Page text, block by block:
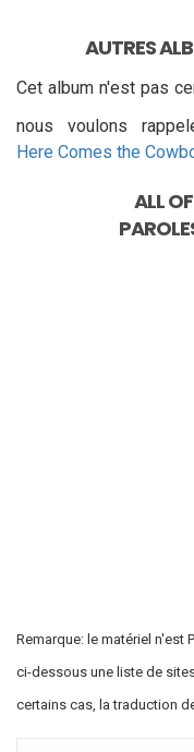
AUTRES
Cet album n'est pas
nous voulons
Here Comes the
ALL
Remarque: le matériel n'est
ci-dessous une liste de
certains cas, la traduction